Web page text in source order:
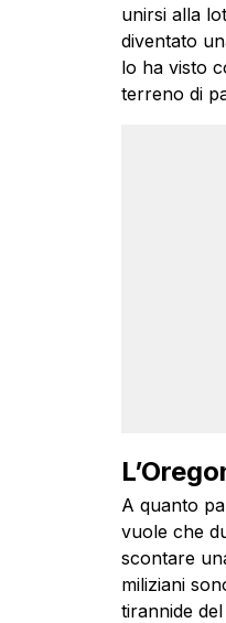
unirsi alla
diventato
lo ha visto
terreno di
A quanto
vuole che
scontare
miliziani
tirannide